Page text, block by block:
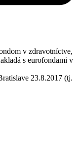
v zdravotníctve,
s eurofondami v
23.8.2017 (tj.